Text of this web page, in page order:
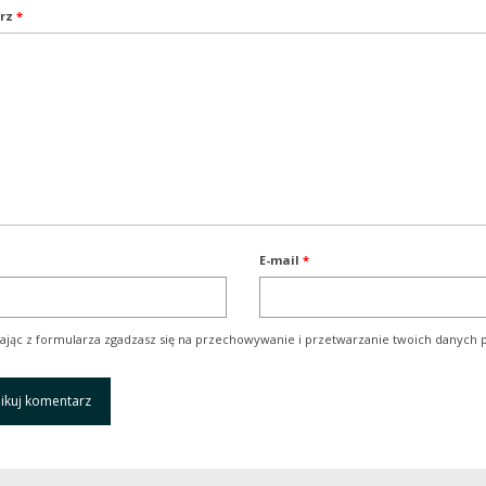
*
E-mail *
z formularza zgadzasz się na przechowywanie i przetwarzanie twoich danych